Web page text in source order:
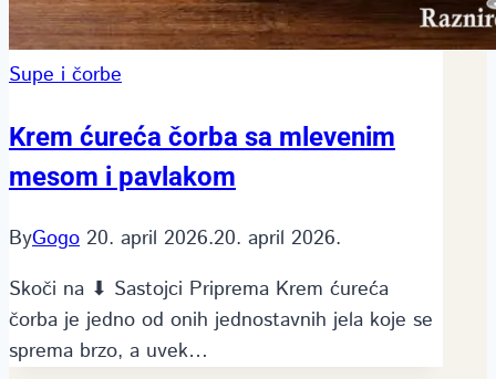
Supe i čorbe
Krem ćureća čorba sa mlevenim
mesom i pavlakom
ByGogo 20. april 2026.20. april 2026.
Skoči na ⬇ Sastojci Priprema Krem ćureća
čorba je jedno od onih jednostavnih jela koje se
sprema brzo, a uvek…